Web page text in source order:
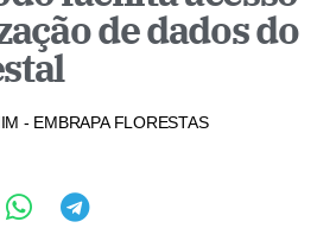
de dados do
- EMBRAPA FLORESTAS